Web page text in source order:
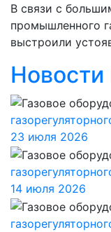
В связи с
промышленного
выстроили
Новости
23 июля 2026
14 июля 2026